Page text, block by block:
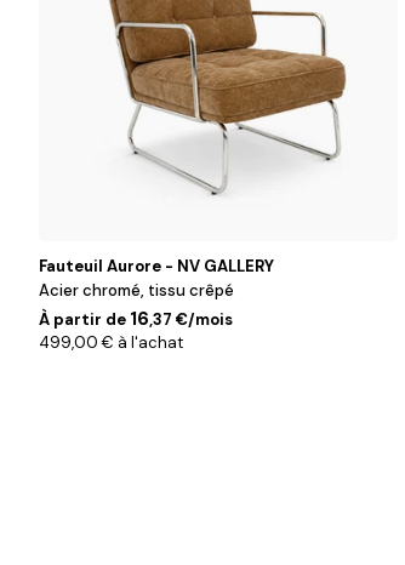
Fauteuil Aurore - NV GALLERY
Acier chromé, tissu crêpé
À partir de 16,37 €/mois
499,00 € à l'achat